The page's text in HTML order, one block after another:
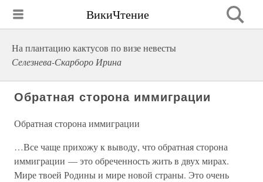
ВикиЧтение
На плантацию кактусов по визе невесты
Селезнева-Скарборо Ирина
Обратная сторона иммиграции
Обратная сторона иммиграции
…Все чаще прихожу к выводу, что обратная сторона
иммиграции — это обреченность жить в двух мирах.
Мире твоей Родины и мире новой страны. Это очень